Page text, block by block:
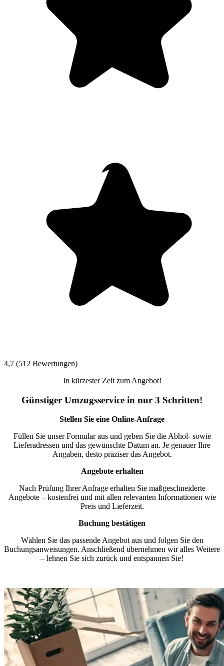
4,7 (512 Bewertungen)
In kürzester Zeit zum Angebot!
Günstiger Umzugsservice in nur 3 Schritten!
Stellen Sie eine Online-Anfrage
Füllen Sie unser Formular aus und geben Sie die Abhol- sowie
Lieferadressen und das gewünschte Datum an. Je genauer Ihre
Angaben, desto präziser das Angebot.
Angebote erhalten
Nach Prüfung Ihrer Anfrage erhalten Sie maßgeschneiderte
Angebote – kostenfrei und mit allen relevanten Informationen wie
Preis und Lieferzeit.
Buchung bestätigen
Wählen Sie das passende Angebot aus und folgen Sie den
Buchungsanweisungen. Anschließend übernehmen wir alles Weitere
– lehnen Sie sich zurück und entspannen Sie!